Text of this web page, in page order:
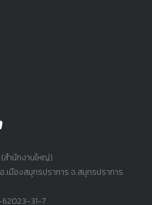
สำนักงานใหญ่)
.เมืองสมุทรปราการ จ.สมุทรปราการ
62023-31-7